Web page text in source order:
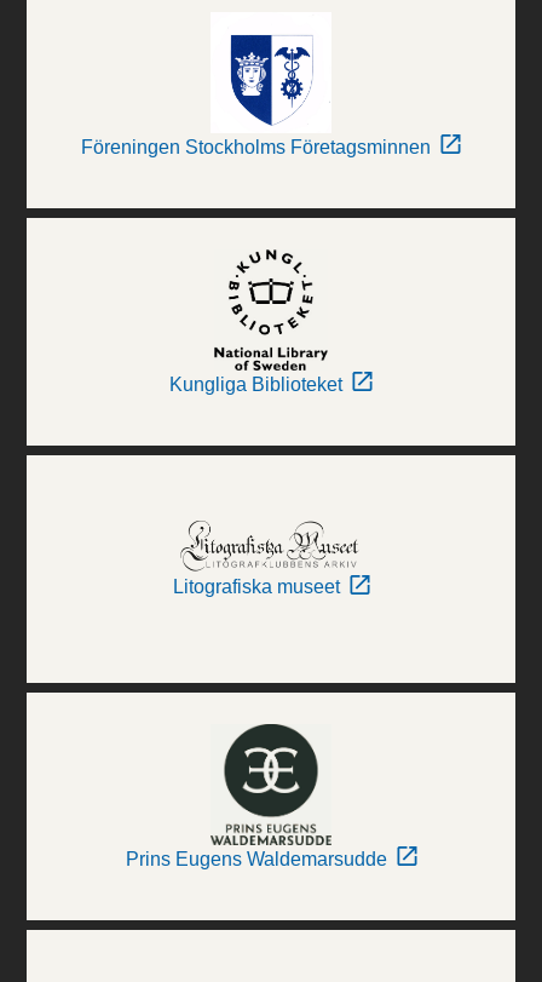
Föreningen Stockholms Företagsminnen
Kungliga Biblioteket
Litografiska museet
Prins Eugens Waldemarsudde